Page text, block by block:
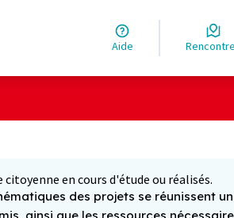
Aide
en cours d'étude ou réalisés.
des projets se réunissent